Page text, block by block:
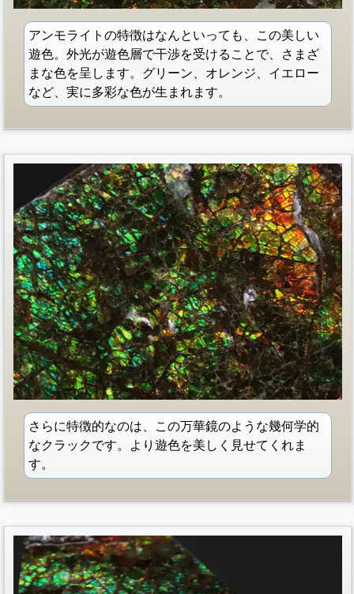
アンモライトの特徴はなんといっても、この美しい
遊色。外光が遊色層で干渉を受けることで、さまざ
まな色を呈します。グリーン、オレンジ、イエロー
など、実に多彩な色が生まれます。
さらに特徴的なのは、この万華鏡のような幾何学的
なクラックです。より遊色を美しく見せてくれま
す。